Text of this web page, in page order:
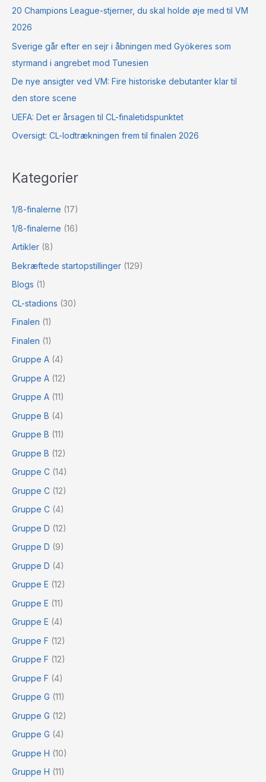
20 Champions League-stjerner, du skal holde øje med til VM
2026
Sverige går efter en sejr i åbningen med Gyökeres som
styrmand i angrebet mod Tunesien
De nye ansigter ved VM: Fire historiske debutanter klar til
den store scene
UEFA: Det er årsagen til CL-finaletidspunktet
Oversigt: CL-lodtrækningen frem til finalen 2026
Kategorier
1/8-finalerne (17)
1/8-finalerne (16)
Artikler (8)
Bekræftede startopstillinger (129)
Blogs (1)
CL-stadions (30)
Finalen (1)
Finalen (1)
Gruppe A (4)
Gruppe A (12)
Gruppe A (11)
Gruppe B (4)
Gruppe B (11)
Gruppe B (12)
Gruppe C (14)
Gruppe C (12)
Gruppe C (4)
Gruppe D (12)
Gruppe D (9)
Gruppe D (4)
Gruppe E (12)
Gruppe E (11)
Gruppe E (4)
Gruppe F (12)
Gruppe F (12)
Gruppe F (4)
Gruppe G (11)
Gruppe G (12)
Gruppe G (4)
Gruppe H (10)
Gruppe H (11)